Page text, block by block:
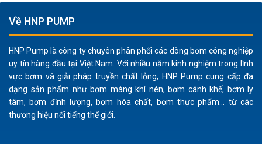
cho việc chuyển chất lỏng dễ cháy nổ như dung môi,
Hiệu suất vượt trội:
Với lưu lượng 401 lít/phút và áp
lực 8.6 bar, bơm có thể xử lý hiệu quả nhiều tác vụ
chuyển chất lỏng công nghiệp, từ bơm hóa chất đến
bùn thải.
Xử lý chất rắn: Khả năng bơm các chất lỏng có hạt
Về HNP PUMP
HNP Pump là công ty chuyên phân phối các dòng bơm công nghiệp
uy tín hàng đầu tại Việt Nam. Với nhiều năm kinh nghiệm trong lĩnh
vực bơm và giải pháp truyền chất lỏng, HNP Pump cung cấp đa
dạng sản phẩm như bơm màng khí nén, bơm cánh khế, bơm ly
tâm, bơm định lượng, bơm hóa chất, bơm thực phẩm... từ các
thương hiệu nổi tiếng thế giới.